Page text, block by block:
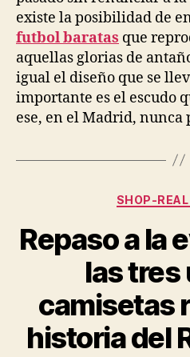
existe la posibilidad de
futbol baratas que
aquellas glorias de
igual el diseño que se
importante es el escudo
ese, en el Madrid, nunca
SHOP-
Repaso a la
las tres
camisetas
historia del